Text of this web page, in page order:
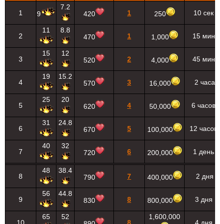
1 9
7.2
420
1 250 10 сек
2
11
8.8
470
1 1,000 15 мин
3
15
12
520
2 4,000 45 мин
4
19
15.2
570
3 16,000 2 часа
5
25
20
620
4 50,000 6 часов
6
31
24.8
670
5 100,000 12 часов
7
40
32
720
6 200,000 1 день
8
48
38.4
790
7 400,000 2 дня
9
56
44.8
830
8 800,000 3 дня
10
65
52
8
1,600,000
4 дня